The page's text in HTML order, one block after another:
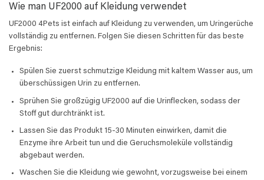
Wie man UF2000 auf Kleidung verwendet
UF2000 4Pets ist einfach auf Kleidung zu verwenden, um Uringerüche
vollständig zu entfernen. Folgen Sie diesen Schritten für das beste
Ergebnis:
Spülen Sie zuerst schmutzige Kleidung mit kaltem Wasser aus, um
überschüssigen Urin zu entfernen.
Sprühen Sie großzügig UF2000 auf die Urinflecken, sodass der
Stoff gut durchtränkt ist.
Lassen Sie das Produkt 15-30 Minuten einwirken, damit die
Enzyme ihre Arbeit tun und die Geruchsmoleküle vollständig
abgebaut werden.
Waschen Sie die Kleidung wie gewohnt, vorzugsweise bei einem